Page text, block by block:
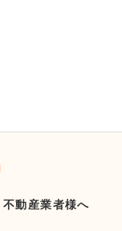
動産業者様へ